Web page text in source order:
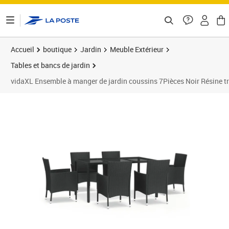
Accueil boutique Jardin
Meuble Extérieur
Tables et bancs de jardin
vidaXL Ensemble à manger de jardin coussins 7Pièces Noir Résine